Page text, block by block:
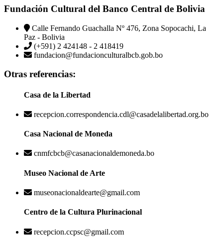
Fundación Cultural del Banco Central de Bolivia
Calle Fernando Guachalla Nº 476, Zona Sopocachi, La
Paz - Bolivia
(+591) 2 424148 - 2 418419
fundacion@fundacionculturalbcb.gob.bo
Otras referencias:
Casa de la Libertad
recepcion.correspondencia.cdl@casadelalibertad.org.bo
Casa Nacional de Moneda
cnmfcbcb@casanacionaldemoneda.bo
Museo Nacional de Arte
museonacionaldearte@gmail.com
Centro de la Cultura Plurinacional
recepcion.ccpsc@gmail.com